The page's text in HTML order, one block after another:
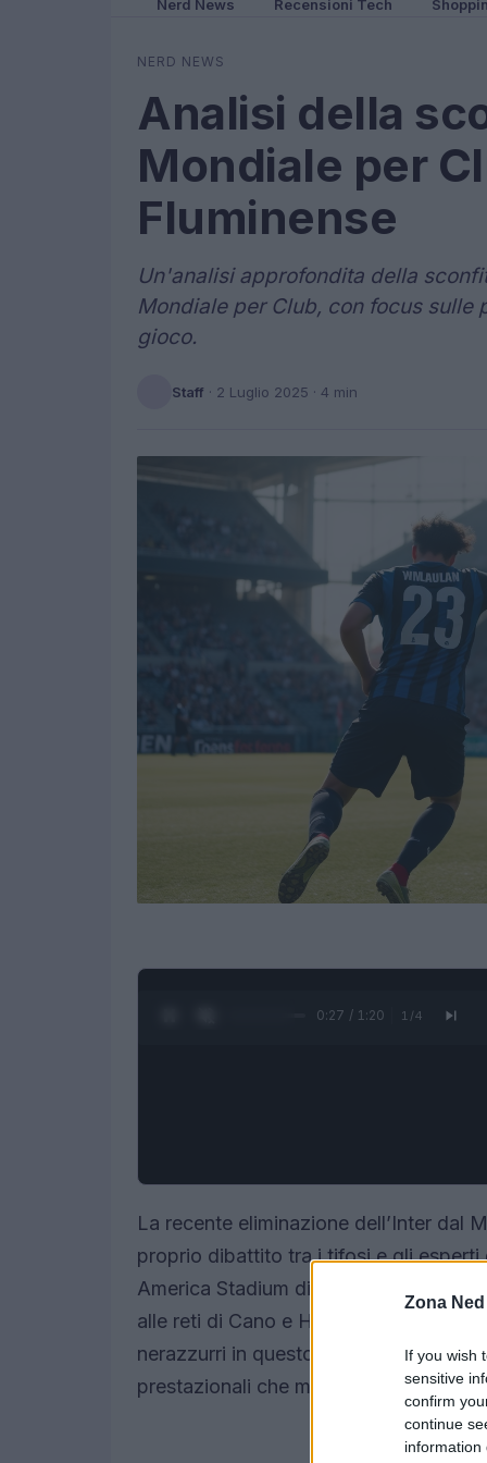
Zona Ned
If you wish
sensitive
confirm
continue
information
Nerd News Recensioni Tech
NERD NEWS
Analisi della
Mondiale per
Fluminense
Un'analisi approfondita della
Mondiale per Club, con focus
gioco.
Staff · 2 Luglio 2025 · 4 min
0:28 / 1:20 1 /4
La recente eliminazione dell’Inter dal
proprio dibattito tra i tifosi e gli
America Stadium di Charlotte, ha
alle reti di Cano e Hercules. Questo
nerazzurri in questo torneo, ma ha
prestazionali che meritano di essere